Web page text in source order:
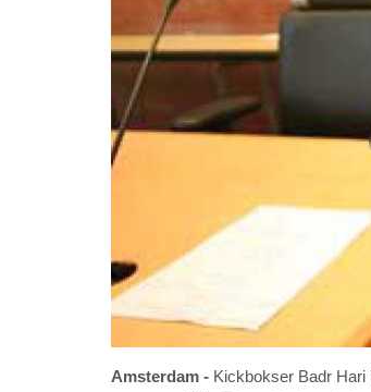
Amsterdam
Kickbokser Badr Hari